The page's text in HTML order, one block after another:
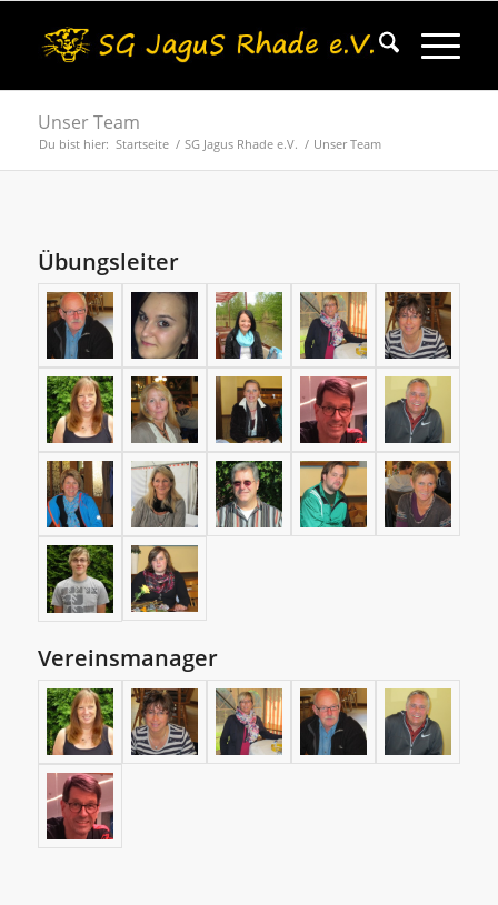
Unser Team
Du bist hier: Startseite / SG Jagus Rhade e.V. / Unser Team
Übungsleiter
Vereinsmanager